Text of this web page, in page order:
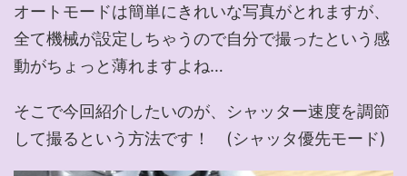
オートモードは簡単にきれいな写真がとれますが、
全て機械が設定しちゃうので自分で撮ったという感
動がちょっと薄れますよね…
そこで今回紹介したいのが、シャッター速度を調節
して撮るという方法です！ (シャッタ優先モード)